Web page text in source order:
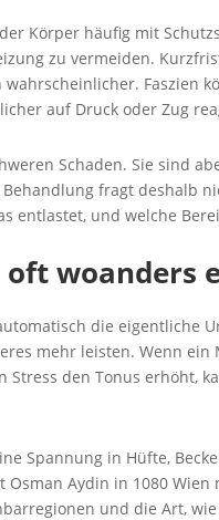
Körper häufig mit
zu vermeiden.
Faszien
auf Druck oder Zug
Schaden. Sie sind
fragt deshalb
entlastet, und welche
oft woanders
die eigentliche
mehr leisten. Wenn
Stress den Tonus erhöht,
Spannung in Hüfte,
Aydin in 1080
und die Art,